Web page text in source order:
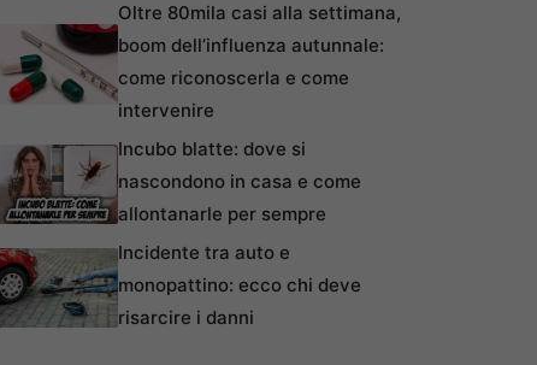
Oltre 80mila casi alla settimana,
boom dell’influenza autunnale:
come riconoscerla e come
intervenire
Incubo blatte: dove si
nascondono in casa e come
allontanarle per sempre
Incidente tra auto e
monopattino: ecco chi deve
risarcire i danni